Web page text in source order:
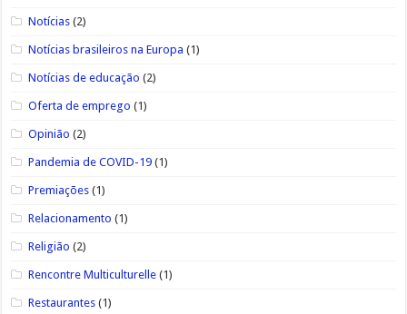
Notícias (2)
Notícias brasileiros na Europa (1)
Notícias de educação (2)
Oferta de emprego (1)
Opinião (2)
Pandemia de COVID-19 (1)
Premiações (1)
Relacionamento (1)
Religião (2)
Rencontre Multiculturelle (1)
Restaurantes (1)